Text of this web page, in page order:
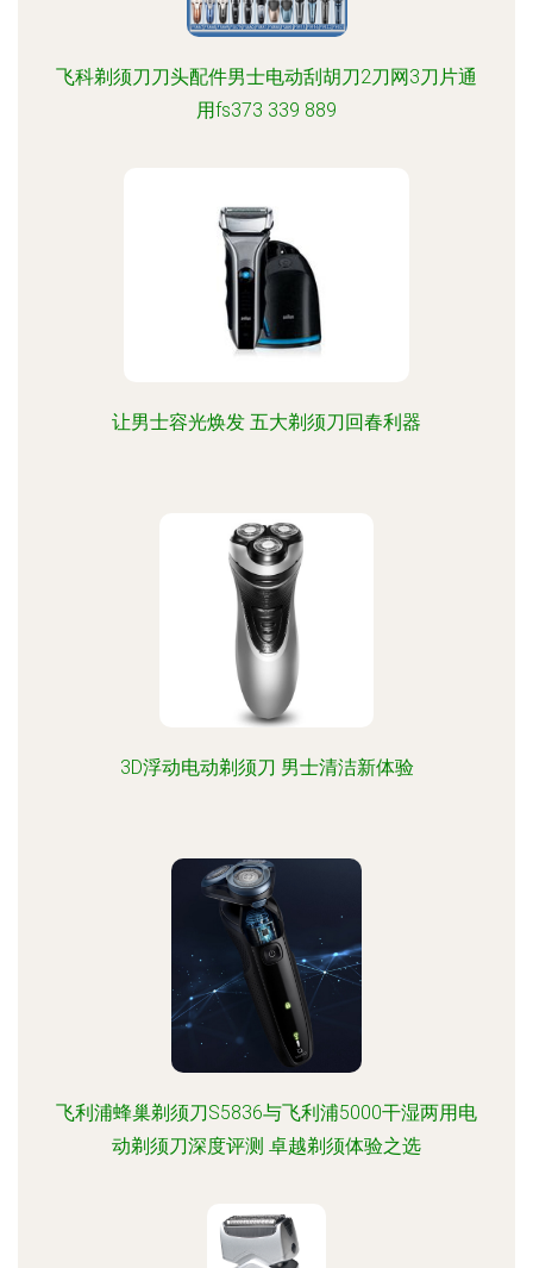
飞科剃须刀刀头配件男士电动刮胡刀2刀网3刀片通
用fs373 339 889
让男士容光焕发 五大剃须刀回春利器
3D浮动电动剃须刀 男士清洁新体验
飞利浦蜂巢剃须刀S5836与飞利浦5000干湿两用电
动剃须刀深度评测 卓越剃须体验之选